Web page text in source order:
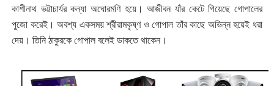
কাশীনাথ ভট্টাচার্যর কন্যা অঘোরমণি হয়ে। আজীবন যাঁর কেটে গিয়েছে গোপালের
পুজো করেই। অবশ্য একসময় শ্রীরামকৃষ্ণ ও গোপাল তাঁর কাছে অভিন্ন হয়েই ধরা
দেয়। তিনি ঠাকুরকে গোপাল বলেই ডাকতে থাকেন।